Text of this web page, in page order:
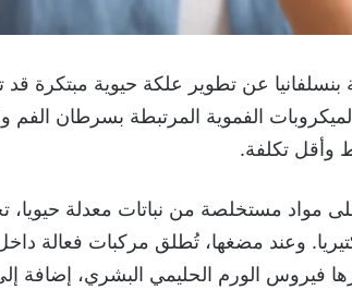
عن تطوير علكة حيوية مبتكرة قد
الفموية المرتبطة بسرطان الفم
وأقل تكلفة.
مواد مستخلصة من نباتات معدلة حيويا،
وعند مضغها، تُطلق مركبات فعالة
فيروس الورم الحليمي البشري، إضافة